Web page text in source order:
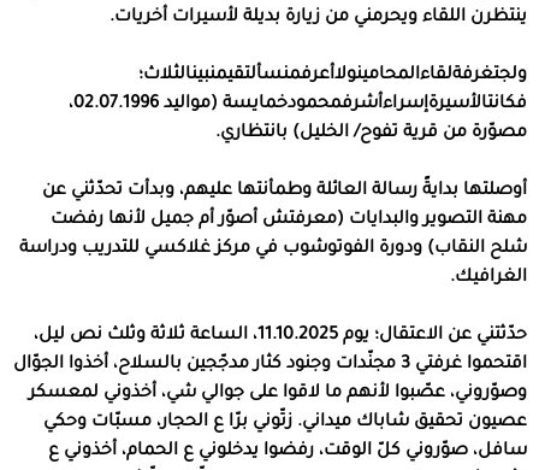
ينتظرن اللقاء ويحرمني من زيارة بديلة لأسيرات أخريات.
ولجتغرفةلقاءالمحامينولاأعرفمنسألتقيمنبينالثلاث؛
فكانتالأسيرةإسراءأشرفمحمودخمايسة (مواليد
،
مصوّرة من قرية تفوح/الخليل) بانتظاري.
أوصلتها بدايةً رسالة العائلة وطمأنتها عليهم، وبدأت تحدّثني عن
مهنة التصوير والبدايات (معرفتش أصوّر أم جميل لأنها رفضت
شلح النقاب) ودورة الفوتوشوب في مركز غلاكسي للتدريب ودراسة
الغرافيك.
حدّثتني عن الاعتقال؛ يوم
، الساعة ثلاثة وثلث نص ليل،
اقتحموا غرفتي
مجنّدات وجنود كثار مدجّجين بالسلاح، أخذوا الجوّال
وصوّروني، عصّبوا لأنهم ما لاقوا على جوالي شي، أخذوني لمعسكر
عصيون تحقيق شاباك ميداني. زتّوني برّا ع الحجار، مسبّات وحكي
سافل، صوّروني كلّ الوقت، رفضوا يدخلوني ع الحمام، أخذوني ع